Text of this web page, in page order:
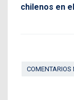
chilenos en
COMENTARIOS